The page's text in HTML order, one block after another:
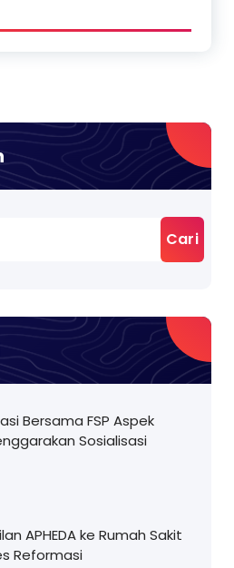
Bersama FSP Aspek
Sosialisasi
APHEDA ke Rumah Sakit
Reformasi